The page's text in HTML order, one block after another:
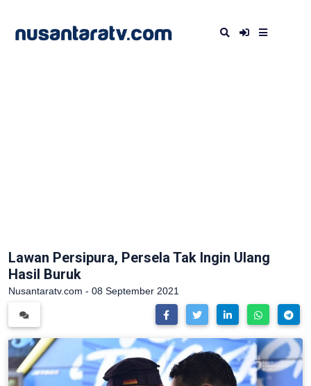
Lawan Persipura, Persela Tak Ingin Ulang
Hasil Buruk
Nusantaratv.com - 08 September 2021